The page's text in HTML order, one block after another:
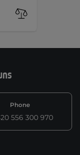
Phone
556 300 970